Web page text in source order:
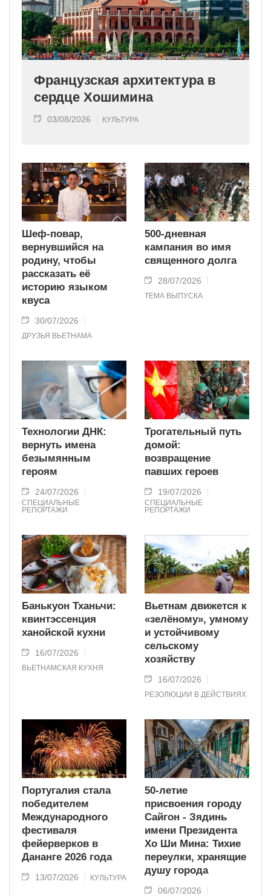
Французская архитектура в
сердце Хошимина
03/08/2026 КУЛЬТУРА
Шеф-повар,
вернувшийся на
родину, чтобы
рассказать её
историю языком
квуса
30/07/2026
ДРУЗЬЯ ВЬЕТНАМА
500-дневная
кампания во имя
священного долга
28/07/2026
ТЕМА ВЫПУСКА
Технологии ДНК:
вернуть имена
безымянным
героям
24/07/2026
СПЕЦИАЛЬНЫЕ
РЕПОРТАЖИ
Трогательный путь
домой:
возвращение
павших героев
19/07/2026
СПЕЦИАЛЬНЫЕ
РЕПОРТАЖИ
Банькуон Тханьчи:
квинтэссенция
ханойской кухни
16/07/2026
ВЬЕТНАМСКАЯ КУХНЯ
Вьетнам движется к
«зелёному», умному
и устойчивому
сельскому
хозяйству
16/07/2026
РЕЗОЛЮЦИИ В ДЕЙСТВИЯХ
Португалия стала
победителем
Международного
фестиваля
фейерверков в
Дананге 2026 года
13/07/2026 КУЛЬТУРА
50-летие
присвоения городу
Сайгон - Зядинь
имени Президента
Хо Ши Мина: Тихие
переулки, хранящие
душу города
06/07/2026